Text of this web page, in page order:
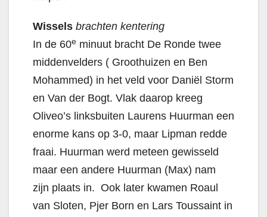
Wissels brachten kentering
In de 60e minuut bracht De Ronde twee
middenvelders ( Groothuizen en Ben
Mohammed) in het veld voor Daniël Storm
en Van der Bogt. Vlak daarop kreeg
Oliveo’s linksbuiten Laurens Huurman een
enorme kans op 3-0, maar Lipman redde
fraai. Huurman werd meteen gewisseld
maar een andere Huurman (Max) nam
zijn plaats in. Ook later kwamen Roaul
van Sloten, Pjer Born en Lars Toussaint in